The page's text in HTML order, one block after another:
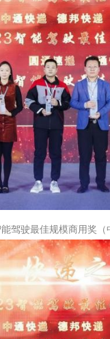
驾驶最佳规模商用奖（